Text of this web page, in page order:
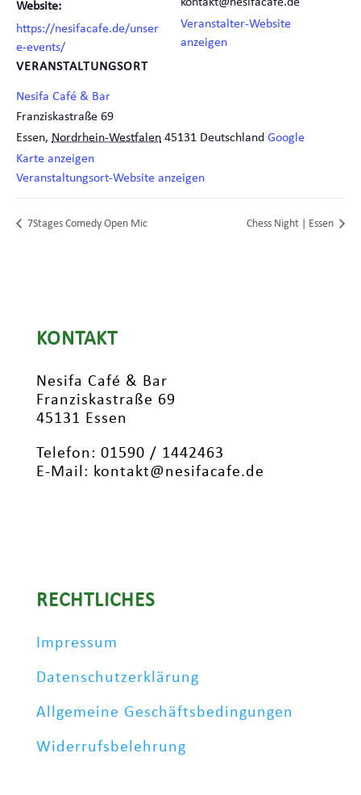
Website:
https://nesifacafe.de/unser
e-events/
VERANSTALTUNGSORT
Nesifa Café & Bar
Franziskastraße 69
Essen, Nordrhein-Westfalen 45131 Deutschland Google
Karte anzeigen
Veranstaltungsort-Website anzeigen
Veranstalter-Website
anzeigen
7Stages Comedy Open Mic Chess Night | Essen
KONTAKT
Nesifa Café & Bar
Franziskastraße 69
45131 Essen
Telefon: 01590 / 1442463
E-Mail: kontakt@nesifacafe.de
RECHTLICHES
Impressum
Datenschutzerklärung
Allgemeine Geschäftsbedingungen
Widerrufsbelehrung